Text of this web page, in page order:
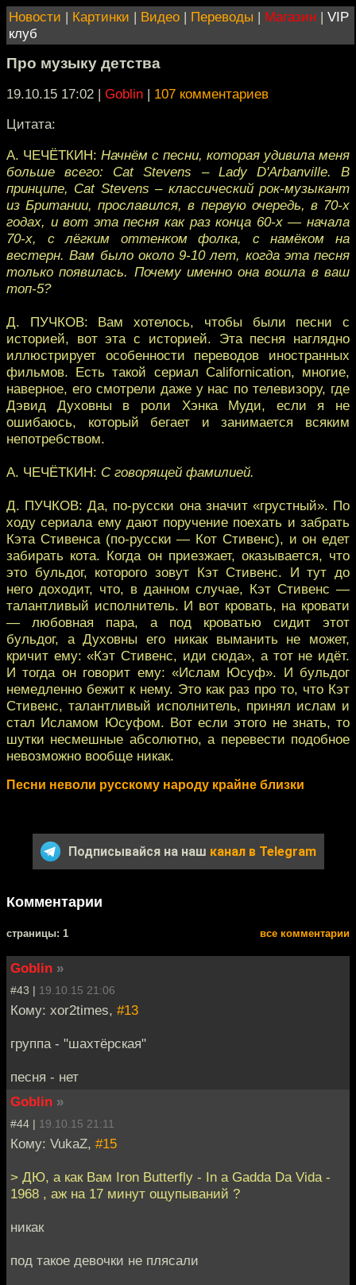
Новости | Картинки | Видео | Переводы | Магазин | VIP
клуб
Про музыку детства
19.10.15 17:02 | Goblin | 107 комментариев
Цитата:
А. ЧЕЧЁТКИН: Начнём с песни, которая удивила меня
больше всего: Cat Stevens – Lady D'Arbanville. В
принципе, Cat Stevens – классический рок-музыкант
из Британии, прославился, в первую очередь, в 70-х
годах, и вот эта песня как раз конца 60-х — начала
70-х, с лёгким оттенком фолка, с намёком на
вестерн. Вам было около 9-10 лет, когда эта песня
только появилась. Почему именно она вошла в ваш
топ-5?
Д. ПУЧКОВ: Вам хотелось, чтобы были песни с
историей, вот эта с историей. Эта песня наглядно
иллюстрирует особенности переводов иностранных
фильмов. Есть такой сериал Californication, многие,
наверное, его смотрели даже у нас по телевизору, где
Дэвид Духовны в роли Хэнка Муди, если я не
ошибаюсь, который бегает и занимается всяким
непотребством.
А. ЧЕЧЁТКИН: С говорящей фамилией.
Д. ПУЧКОВ: Да, по-русски она значит «грустный». По
ходу сериала ему дают поручение поехать и забрать
Кэта Стивенса (по-русски — Кот Стивенс), и он едет
забирать кота. Когда он приезжает, оказывается, что
это бульдог, которого зовут Кэт Стивенс. И тут до
него доходит, что, в данном случае, Кэт Стивенс —
талантливый исполнитель. И вот кровать, на кровати
— любовная пара, а под кроватью сидит этот
бульдог, а Духовны его никак выманить не может,
кричит ему: «Кэт Стивенс, иди сюда», а тот не идёт.
И тогда он говорит ему: «Ислам Юсуф». И бульдог
немедленно бежит к нему. Это как раз про то, что Кэт
Стивенс, талантливый исполнитель, принял ислам и
стал Исламом Юсуфом. Вот если этого не знать, то
шутки несмешные абсолютно, а перевести подобное
невозможно вообще никак.
Песни неволи русскому народу крайне близки
Подписывайся на наш канал в Telegram
Комментарии
cтраницы: 1 все комментарии
Goblin »
#43 | 19.10.15 21:06
Кому: xor2times, #13
группа - "шахтёрская"
песня - нет
Goblin »
#44 | 19.10.15 21:11
Кому: VukaZ, #15
> ДЮ, а как Вам Iron Butterfly - In a Gadda Da Vida -
1968 , аж на 17 минут ощупываний ?
никак
под такое девочки не плясали